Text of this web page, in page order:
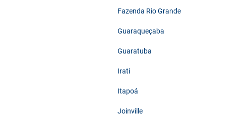
Fazenda Rio Grande
Guaraqueçaba
Guaratuba
Irati
Itapoá
Joinville